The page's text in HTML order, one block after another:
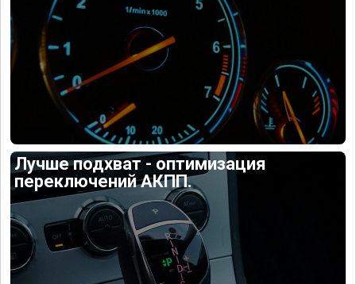
Лучше подхват - оптимизация
переключений АКПП.